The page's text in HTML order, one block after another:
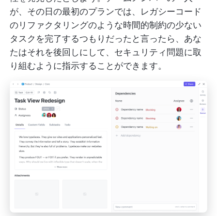
が、その日の最初のプランでは、レガシーコード
のリファクタリングのような時間的制約の少ない
タスクを完了するつもりだったと言ったら、あな
たはそれを後回しにして、セキュリティ問題に取
り組むように指示することができます。